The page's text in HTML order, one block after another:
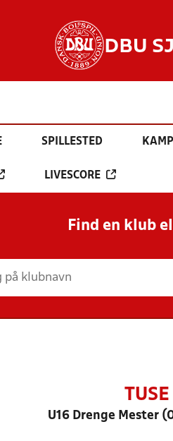
DBU
SPILLESTED KAMP
LIVESCORE
Find en klub
U16 Drenge Mester